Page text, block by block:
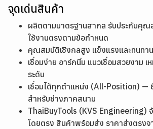
จุดเด่นสินค้า
ผลิตตามมาตรฐานสากล รับประกันคุณ
ใช้งานตรงตามข้อกำหนด
คุณสมบัติเชิงกลสูง แข็งแรงและทนทา
เชื่อมง่าย อาร์กนิ่ม แนวเชื่อมสวยงาม เ
ระดับ
เชื่อมได้ทุกตำแหน่ง (All-Position) —
สำหรับช่างภาคสนาม
ThaiBuyTools (KVS Engineering)
โดยตรง สินค้าพร้อมส่ง ราคาส่งตรง